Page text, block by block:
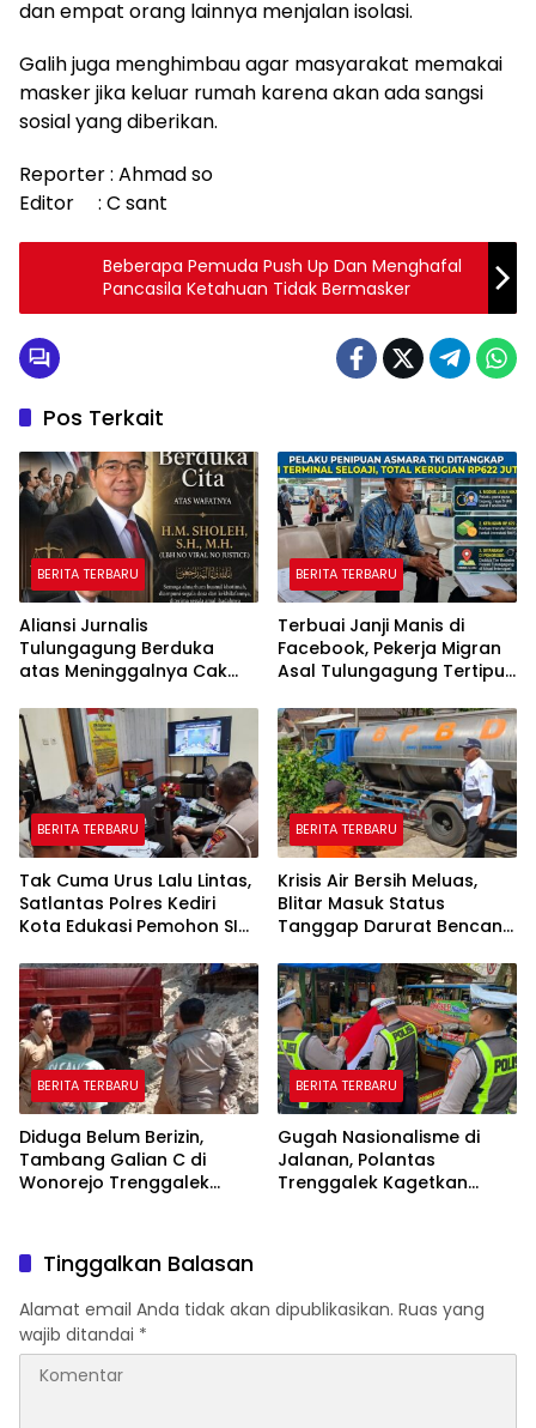
dan empat orang lainnya menjalan isolasi.
Galih juga menghimbau agar masyarakat memakai
masker jika keluar rumah karena akan ada sangsi
sosial yang diberikan.
Reporter : Ahmad so
Editor : C sant
Beberapa Pemuda Push Up Dan Menghafal
Pancasila Ketahuan Tidak Bermasker
Pos Terkait
BERITA TERBARU
Aliansi Jurnalis
Tulungagung Berduka
atas Meninggalnya Cak
“Beliau Pejuang Keadilan
yang Vokal”
BERITA TERBARU
Terbuai Janji Manis di
Facebook, Pekerja Migran
Asal Tulungagung Tertipu
BERITA TERBARU
Tak Cuma Urus Lalu Lintas,
Satlantas Polres Kediri
Kota Edukasi Pemohon SIM
Pelatihan AI
BERITA TERBARU
Krisis Air Bersih Meluas,
Blitar Masuk Status
Tanggap Darurat Bencana
BERITA TERBARU
Diduga Belum Berizin,
Tambang Galian C di
Wonorejo Trenggalek
BERITA TERBARU
Gugah Nasionalisme di
Jalanan, Polantas
Trenggalek Kagetkan
Tinggalkan Balasan
Alamat email Anda tidak akan dipublikasikan. Ruas yang
wajib ditandai *